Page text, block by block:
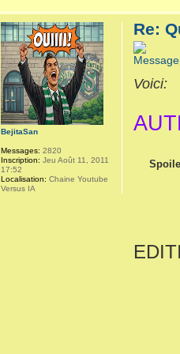
Re:
Voici:
BejitaSan
Messages: 2820
Inscription: Jeu Août 11, 2011
17:52
Localisation: Chaine Youtube
Versus IA